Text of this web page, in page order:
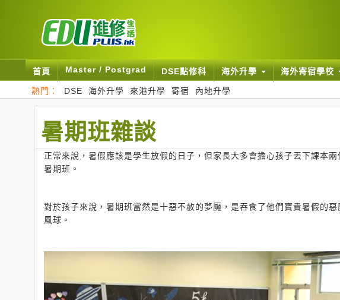
首頁 Master / Postgrad DSE點修科 海外升學 海外寄宿學校
熱門： DSE 海外升學 來港升學 寄宿 內地升學
暑期班雜談
正常來說，暑假應該是學生放假的日子，但家長大多會擔心孩子丟下課本
暑期班。
對於孩子來說，暑期班當然是十惡不赦的夢魘，是吞食了他們寶貴暑假的
風球。